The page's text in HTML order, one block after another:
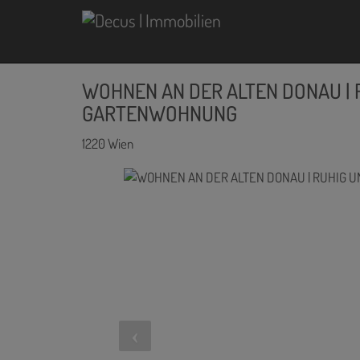
WOHNEN AN DER ALTEN DONAU
GARTENWOHNUNG
1220 Wien